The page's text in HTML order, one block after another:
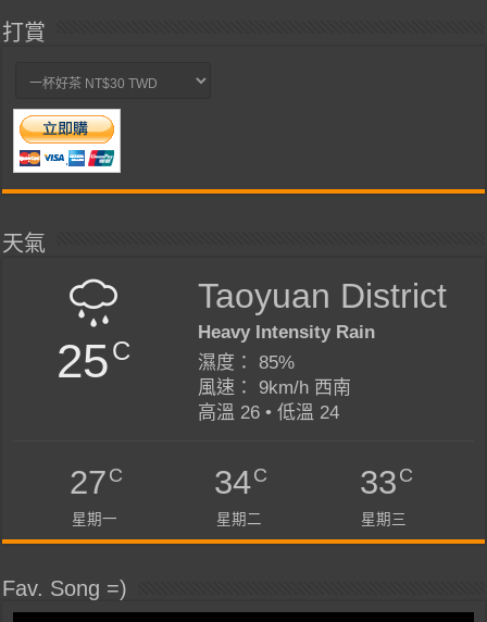
打賞
天氣
25C
Taoyuan District
Heavy Intensity Rain
濕度： 85%
風速： 9km/h 西南
高溫 26 • 低溫 24
27C
星期一
34C
星期二
33C
星期三
Fav. Song =)